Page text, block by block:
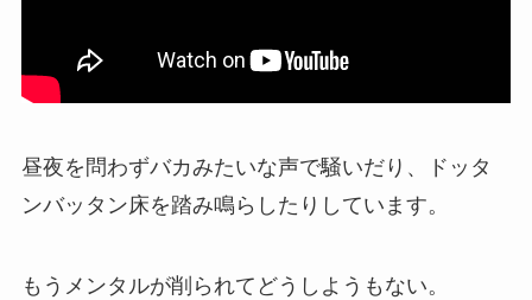
昼夜を問わずバカみたいな声で騒いだり、ドッタ
ンバッタン床を踏み鳴らしたりしています。
もうメンタルが削られてどうしようもない。